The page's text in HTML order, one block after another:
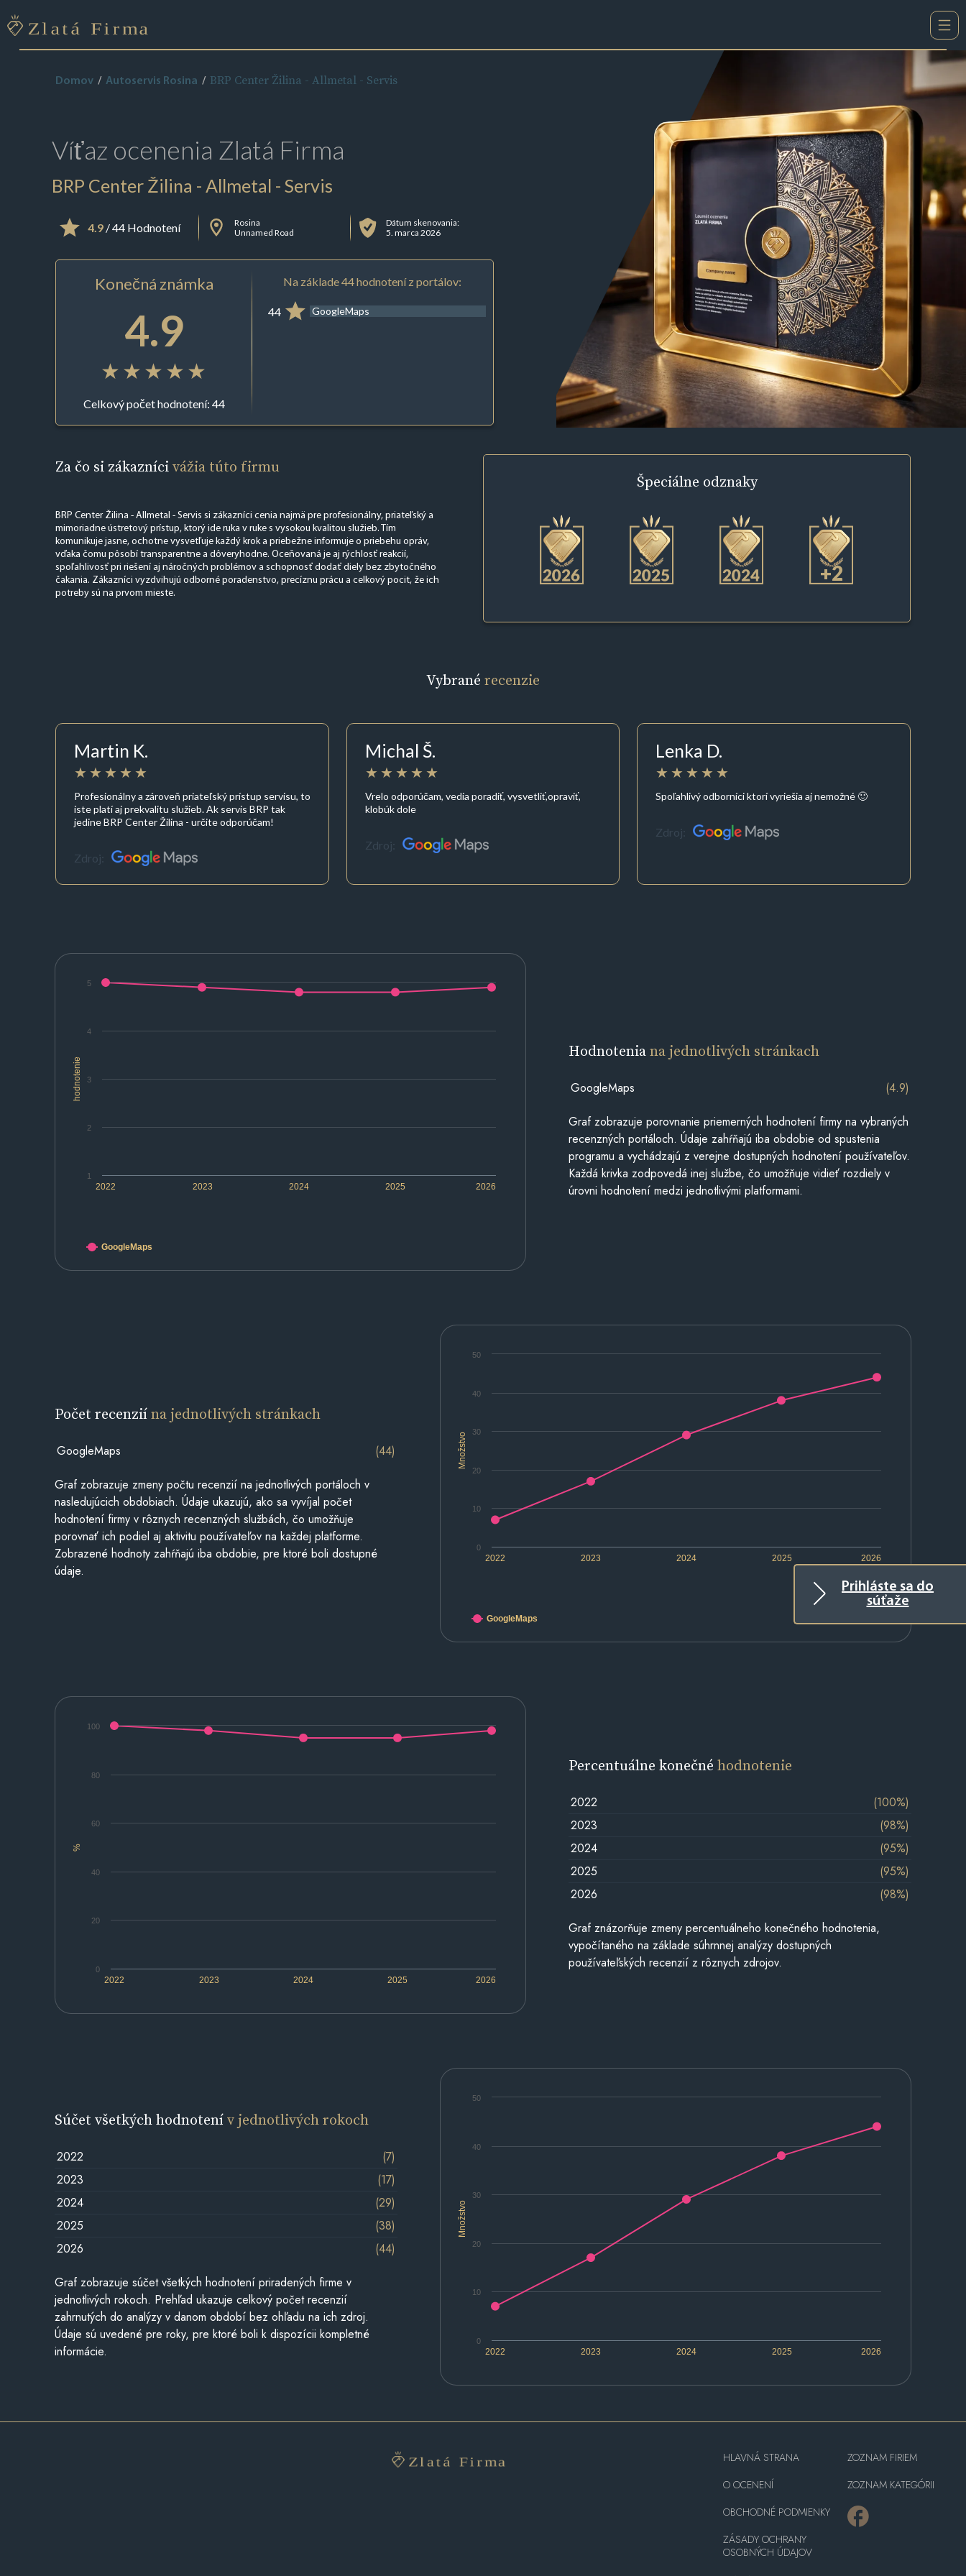
Prihláste sa do
súťaže
Domov Autoservis Rosina BRP Center Žilina - Allmetal - Servis
Víťaz ocenenia Zlatá Firma
BRP Center Žilina - Allmetal - Servis
4.9/ 44 Hodnotení
Rosina
Unnamed Road
Dátum skenovania:
5. marca 2026
Konečná známka
4.9
Celkový počet hodnotení: 44
Na základe 44 hodnotení z portálov:
44 GoogleMaps
Za čo si zákaznícivážia túto firmu
BRP Center Žilina - Allmetal - Servis si zákazníci cenia najmä pre profesionálny, priateľský a
mimoriadne ústretový prístup, ktorý ide ruka v ruke s vysokou kvalitou služieb. Tím
komunikuje jasne, ochotne vysvetľuje každý krok a priebežne informuje o priebehu opráv,
vďaka čomu pôsobí transparentne a dôveryhodne. Oceňovaná je aj rýchlosť reakcií,
spoľahlivosť pri riešení aj náročných problémov a schopnosť dodať diely bez zbytočného
čakania. Zákazníci vyzdvihujú odborné poradenstvo, precíznu prácu a celkový pocit, že ich
potreby sú na prvom mieste.
Špeciálne odznaky
+2
Vybrané recenzie
Martin K.
Profesionálny a zároveň priateľský prístup servisu, to
iste platí aj prekvalitu služieb. Ak servis BRP tak
jedine BRP Center Žilina - určite odporúčam!
Zdroj:
Michal Š.
Vrelo odporúčam, vedia poradiť, vysvetliť,opraviť,
klobúk dole
Zdroj:
Lenka D.
Spoľahlivý odborníci ktorí vyriešia aj nemožné 🙂
Zdroj:
hodnotenie
2022 2023 2024 2025 2026
1
2
3
4
5
GoogleMaps
Hodnoteniana jednotlivých stránkach
GoogleMaps (4.9)
Graf zobrazuje porovnanie priemerných hodnotení firmy na vybraných
recenzných portáloch. Údaje zahŕňajú iba obdobie od spustenia
programu a vychádzajú z verejne dostupných hodnotení používateľov.
Každá krivka zodpovedá inej službe, čo umožňuje vidieť rozdiely v
úrovni hodnotení medzi jednotlivými platformami.
Množstvo
2022 2023 2024 2025 2026
0
10
20
30
40
50
GoogleMaps
Počet recenziína jednotlivých stránkach
GoogleMaps (44)
Graf zobrazuje zmeny počtu recenzií na jednotlivých portáloch v
nasledujúcich obdobiach. Údaje ukazujú, ako sa vyvíjal počet
hodnotení firmy v rôznych recenzných službách, čo umožňuje
porovnať ich podiel aj aktivitu používateľov na každej platforme.
Zobrazené hodnoty zahŕňajú iba obdobie, pre ktoré boli dostupné
údaje.
%
2022 2023 2024 2025 2026
0
20
40
60
80
100
Percentuálne konečnéhodnotenie
2022
(100%)
2023
(98%)
2024
(95%)
2025
(95%)
2026
(98%)
Graf znázorňuje zmeny percentuálneho konečného hodnotenia,
vypočítaného na základe súhrnnej analýzy dostupných
používateľských recenzií z rôznych zdrojov.
Množstvo
2022 2023 2024 2025 2026
0
10
20
30
40
50
Súčet všetkých hodnotenív jednotlivých rokoch
2022
(7)
2023
(17)
2024
(29)
2025
(38)
2026
(44)
Graf zobrazuje súčet všetkých hodnotení priradených firme v
jednotlivých rokoch. Prehľad ukazuje celkový počet recenzií
zahrnutých do analýzy v danom období bez ohľadu na ich zdroj.
Údaje sú uvedené pre roky, pre ktoré boli k dispozícii kompletné
informácie.
HLAVNÁ STRANA
O OCENENÍ
OBCHODNÉ PODMIENKY
ZÁSADY OCHRANY
OSOBNÝCH ÚDAJOV
ZOZNAM FIRIEM
ZOZNAM KATEGÓRII